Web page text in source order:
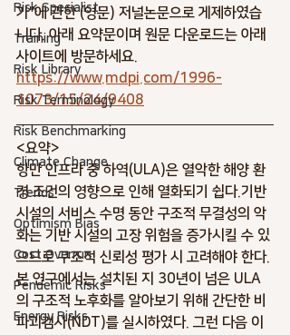
Risk Specialist
Training
Risk Library
Risk Terminology
Risk Benchmarking
Climate Change
Trends
Optimism Bias
Cost Overrun
Pendemic Risks
Energy Risks
가"에 관한 (영문) 저널논문으로 게제하였습
니다. 아래 요약문이며 원문 다운로드는 아래
사이트에 방문하세요.
https://www.mdpi.com/1996-
1073/15/24/9408
<요약>
항만 인프라 중 하역(ULA)은 열악한 해양 환
경 조건의 영향으로 인해 열화되기 쉽다.기반
시설의 서비스 수명 동안 구조적 무결성의 악
화는 기반 시설의 고장 위험을 증가시킬 수 있
으므로 구조적 신뢰성 평가 시 고려해야 한다.
본 연구에서는 설치된 지 30년이 넘은 ULA
의 구조적 노후화를 알아보기 위해 간단한 비
파괴검사(NDT)를 실시하였다. 그런 다음 이